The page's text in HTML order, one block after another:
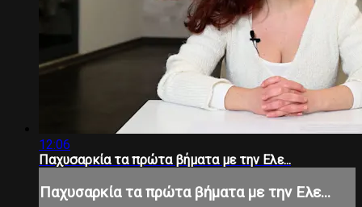
12:06
Παχυσαρκία τα πρώτα βήματα με την Ελε...
Παχυσαρκία τα πρώτα βήματα με την Ελε...